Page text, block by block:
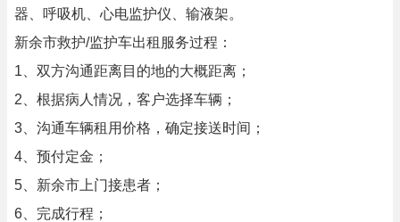
器、呼吸机、心电监护仪、输液架。
新余市救护/监护车出租服务过程：
1、双方沟通距离目的地的大概距离；
2、根据病人情况，客户选择车辆；
3、沟通车辆租用价格，确定接送时间；
4、预付定金；
5、新余市上门接患者；
6、完成行程；